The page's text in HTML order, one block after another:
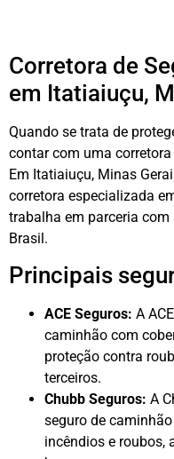
Corretora de
em Itatiaiuçu,
Quando se trata de
contar com uma
Em Itatiaiuçu, Minas
corretora especializada
trabalha em parceria
Brasil.
Principais
ACE Seguros: A
caminhão com
proteção contra
terceiros.
Chubb Seguros: A
seguro de
incêndios e roubos,